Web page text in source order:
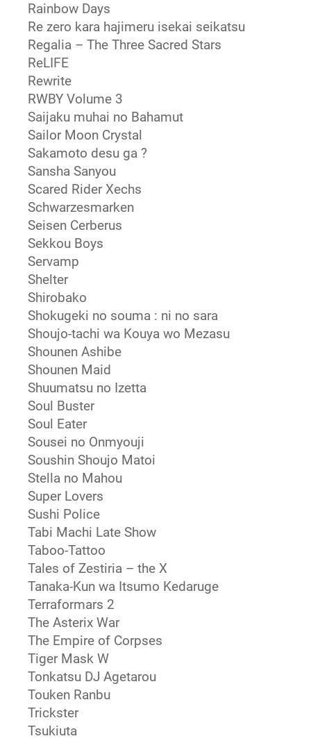
Rainbow Days
Re zero kara hajimeru isekai seikatsu
Regalia – The Three Sacred Stars
ReLIFE
Rewrite
RWBY Volume 3
Saijaku muhai no Bahamut
Sailor Moon Crystal
Sakamoto desu ga ?
Sansha Sanyou
Scared Rider Xechs
Schwarzesmarken
Seisen Cerberus
Sekkou Boys
Servamp
Shelter
Shirobako
Shokugeki no souma : ni no sara
Shoujo-tachi wa Kouya wo Mezasu
Shounen Ashibe
Shounen Maid
Shuumatsu no Izetta
Soul Buster
Soul Eater
Sousei no Onmyouji
Soushin Shoujo Matoi
Stella no Mahou
Super Lovers
Sushi Police
Tabi Machi Late Show
Taboo-Tattoo
Tales of Zestiria – the X
Tanaka-Kun wa Itsumo Kedaruge
Terraformars 2
The Asterix War
The Empire of Corpses
Tiger Mask W
Tonkatsu DJ Agetarou
Touken Ranbu
Trickster
Tsukiuta